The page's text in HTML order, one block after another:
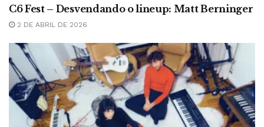
C6 Fest – Desvendando o lineup: Matt Berninger
2 DE ABRIL DE 2026